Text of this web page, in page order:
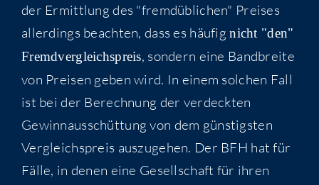
der Ermitt­lung des "fremd­üb­li­chen" Prei­ses
aller­dings beach­ten, dass es häu­fignicht "den"
Fremd­ver­gleichs­preis, son­dern eine Band­brei­te
von Prei­sen geben wird. In einem sol­chen Fall
ist bei der Berech­nung der ver­deck­ten
Gewinn­aus­schüt­tung von dem güns­tigs­ten
Ver­gleichs­preis aus­zu­ge­hen. Der BFH hat für
Fäl­le, in denen eine Gesell­schaft für ihren